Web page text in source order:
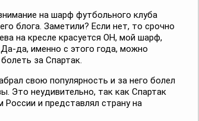
на шарф футбольного клуба
блога. Заметили? Если нет, то срочно
на кресле красуется ОН, мой шарф,
да, именно с этого года, можно
за Спартак.
свою популярность и за него болел
Это неудивительно, так как Спартак
и представлял страну на